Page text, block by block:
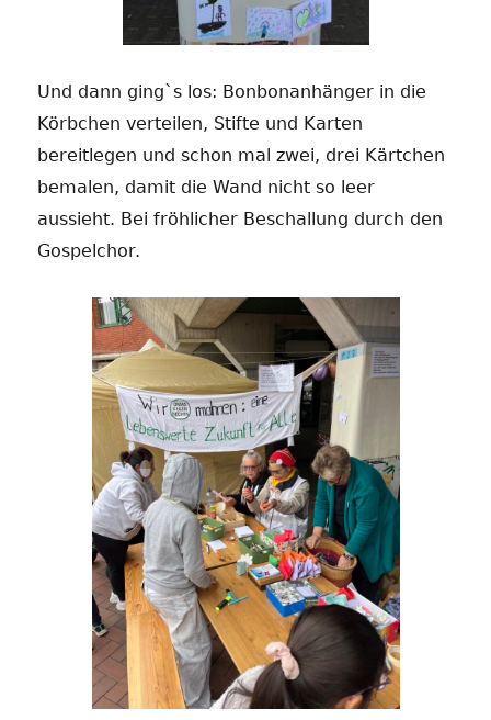
Und dann ging`s los: Bonbonanhänger in die
Körbchen verteilen, Stifte und Karten
bereitlegen und schon mal zwei, drei Kärtchen
bemalen, damit die Wand nicht so leer
aussieht. Bei fröhlicher Beschallung durch den
Gospelchor.